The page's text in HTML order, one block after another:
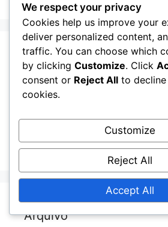
Categorias
Biografias dos Jogadores
Destaques da Carreira
Arquivo
We respect your privacy
Cookies help us improve your
deliver personalized content,
traffic. You can choose which
by clicking Customize. Click
consent or Reject All to
cookies.
Customize
Reject All
Accept All